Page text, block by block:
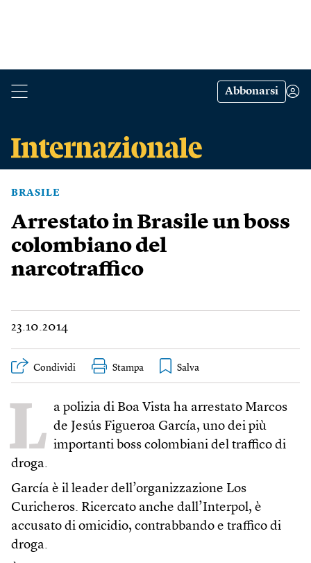
Abbonarsi
BRASILE
Arrestato in Brasile un boss
colombiano del
narcotraffico
23.10.2014
Condividi Stampa
L a polizia di Boa Vista ha arrestato Marcos
de Jesús Figueroa García, uno dei più
importanti boss colombiani del traffico di
droga.
García è il leader dell’organizzazione Los
Curicheros. Ricercato anche dall’Interpol, è
accusato di omicidio, contrabbando e traffico di
droga.